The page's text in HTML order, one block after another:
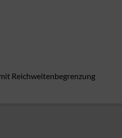
Reichweitenbegrenzung